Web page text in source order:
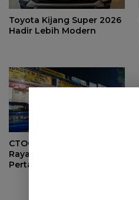
Toyota Kijang Super 2026
Hadir Lebih Modern
CTOC Subreg Sumedang
Rayakan Ulang Tahun
Pertama dengan Kopdar